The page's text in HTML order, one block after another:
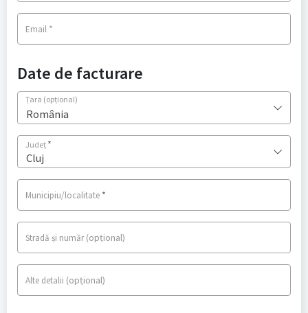
Email *
Date de facturare
Țara (opțional)
România
Județ *
Cluj
Municipiu/localitate *
Stradă și număr(opțional)
Alte detalii (opțional)